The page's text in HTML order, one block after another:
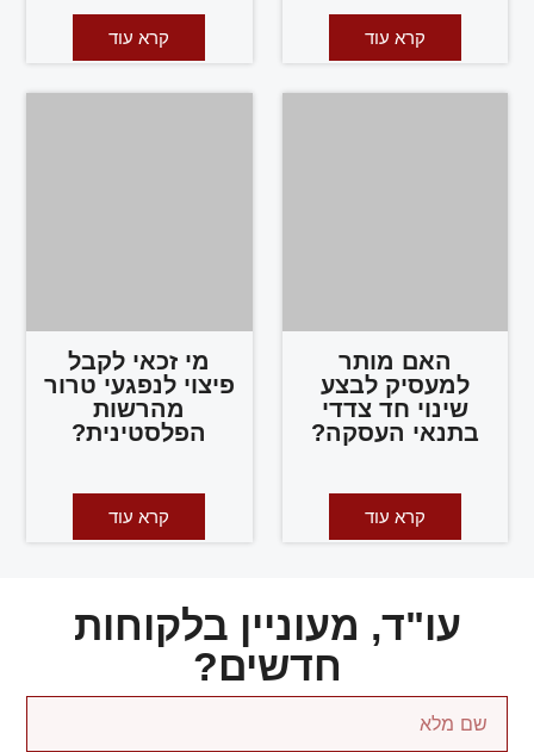
קרא עוד קרא עוד
האם מותר
למעסיק לבצע
שינוי חד צדדי
בתנאי העסקה?
קרא עוד
מי זכאי לקבל
פיצוי לנפגעי טרור
מהרשות
הפלסטינית?
קרא עוד
עו"ד, מעוניין בלקוחות
חדשים?